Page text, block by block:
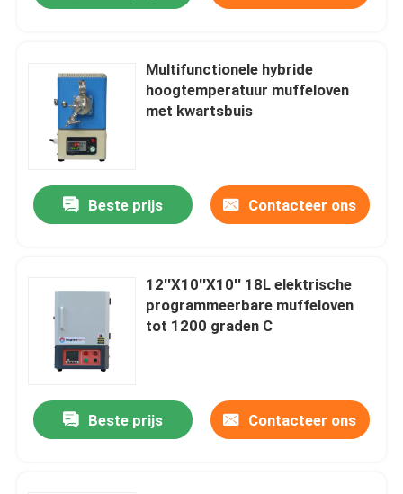
Hoogtemperatuur muffelfurnen
Industriële kameroven
Gecontroleerde atmosfeeroven
de oven van de netwerkriem
Liftoven
Thermische behandelingsoven
Multifunctionele hybride
hoogtemperatuur muffeloven
met kwartsbuis
Beste prijs Contacteer ons
12′′X10′′X10′′ 18L elektrische
programmeerbare muffeloven
tot 1200 graden C
Beste prijs Contacteer ons